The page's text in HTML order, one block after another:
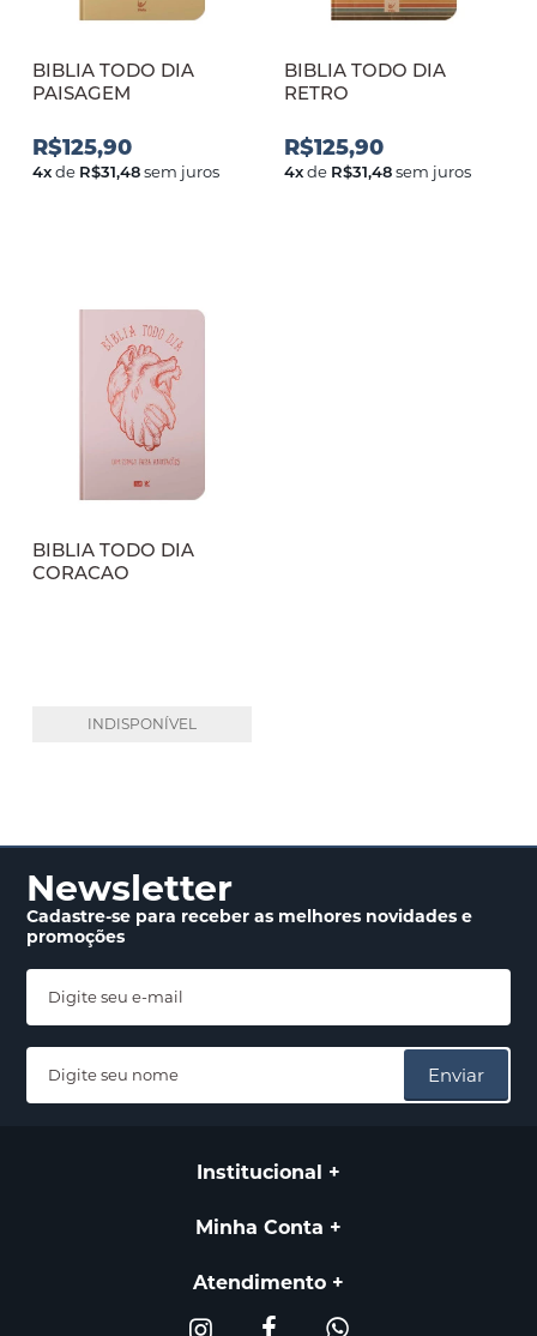
BIBLIA TODO DIA
PAISAGEM
R$125,90
4xde R$31,48sem juros
BIBLIA TODO DIA
RETRO
R$125,90
4xde R$31,48sem juros
BIBLIA TODO DIA
CORACAO
INDISPONÍVEL
Newsletter
Cadastre-se para receberas melhores novidadese
promoções
Enviar
Institucional
Minha Conta
Atendimento